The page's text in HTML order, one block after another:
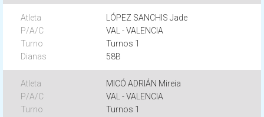
LÓPEZ SANCHIS Jade
VAL - VALENCIA
Turnos 1
58B
MICÓ ADRIÁN Mireia
VAL - VALENCIA
Turnos 1